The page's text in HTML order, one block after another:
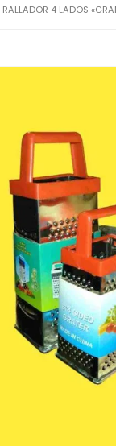
RALLADOR 4 LADOS